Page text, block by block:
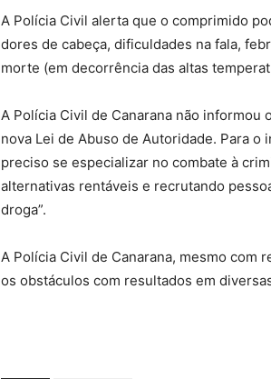
A Polícia Civil alerta que o comprimido
dores de cabeça, dificuldades na fala,
morte (em decorrência das altas
A Polícia Civil de Canarana não
nova Lei de Abuso de Autoridade. Para o
preciso se especializar no combate à
alternativas rentáveis e recrutando
droga”.
A Polícia Civil de Canarana, mesmo
os obstáculos com resultados em